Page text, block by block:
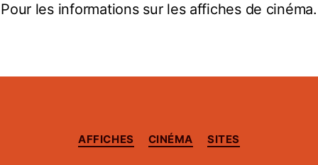
Pour les informations sur les affiches de cinéma.
Catégories
AFFICHES CINÉMA SITES